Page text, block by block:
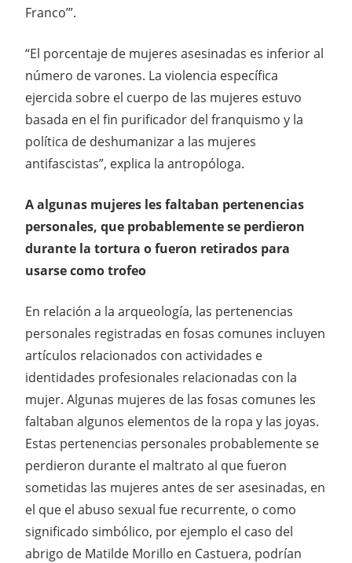
Franco’”.
“El porcentaje de mujeres asesinadas es inferior al
número de varones. La violencia específica
ejercida sobre el cuerpo de las mujeres estuvo
basada en el fin purificador del franquismo y la
política de deshumanizar a las mujeres
antifascistas”, explica la antropóloga.
A algunas mujeres les faltaban pertenencias
personales, que probablemente se perdieron
durante la tortura o fueron retirados para
usarse como trofeo
En relación a la arqueología, las pertenencias
personales registradas en fosas comunes incluyen
artículos relacionados con actividades e
identidades profesionales relacionadas con la
mujer. Algunas mujeres de las fosas comunes les
faltaban algunos elementos de la ropa y las joyas.
Estas pertenencias personales probablemente se
perdieron durante el maltrato al que fueron
sometidas las mujeres antes de ser asesinadas, en
el que el abuso sexual fue recurrente, o como
significado simbólico, por ejemplo el caso del
abrigo de Matilde Morillo en Castuera, podrían